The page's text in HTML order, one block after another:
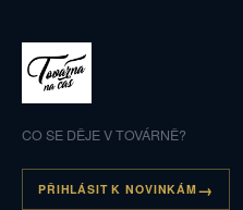
CO SE DĚJE V TOVÁRNĚ?
PŘIHLÁSIT K NOVINKÁM